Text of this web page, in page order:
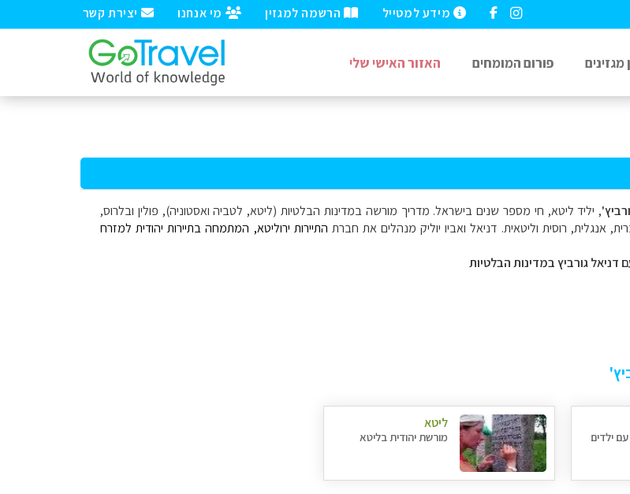
יצירת קשר מי אנחנו הרשמה למגזין מידע למטייל
מגזינים פורום המומחים האזור האישי שלי
, יליד ליטא, חי מספר שנים בישראל. מדריך מורשה במדינות הבלטיות (ליטא, לטביה ואסטוניה), פולין ובלרוס,
אנגלית, רוסית וליטאית. דניאל ואביו יוליק מנהלים את חברת התיירות ירוליטא, המתמחה בתיירות יהודית למזרח
דניאל גורביץ במדינות הבלטיות
ילדים
ליטא
מורשת יהודית בליטא